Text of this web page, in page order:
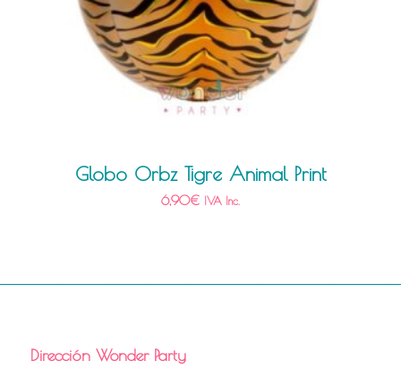
Globo Orbz Tigre Animal Print
6,90€ IVA Inc.
Dirección Wonder Party